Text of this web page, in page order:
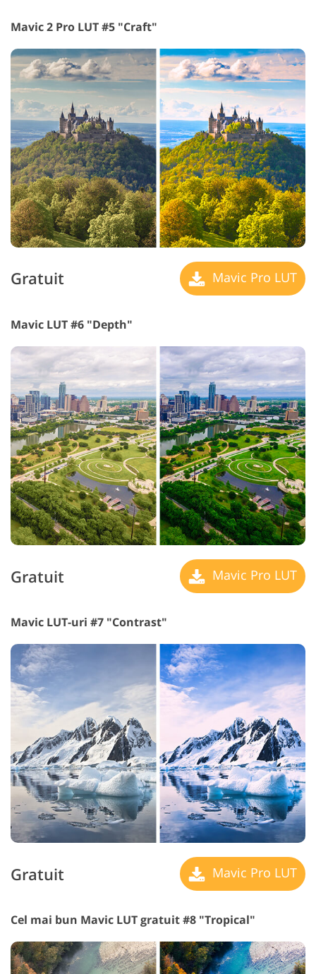
Mavic 2 Pro LUT #5 "Craft"
Gratuit Mavic Pro LUT
Mavic LUT #6 "Depth"
Gratuit Mavic Pro LUT
Mavic LUT-uri #7 "Contrast"
Gratuit Mavic Pro LUT
Cel mai bun Mavic LUT gratuit #8 "Tropical"